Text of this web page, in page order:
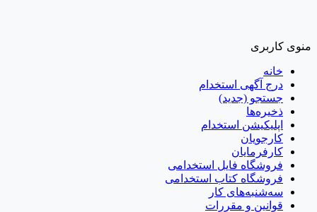
کاربری
خانه
درج آگهی استخدام
جستجو (جدید)
ذخیره‌ها
اپلیکیشن استخدام
کارجویان
کارفرمایان
فروشگاه فایل استخدامی
فروشگاه کتاب استخدامی
سه‌شنبه‌های کار
قوانین و مقررات